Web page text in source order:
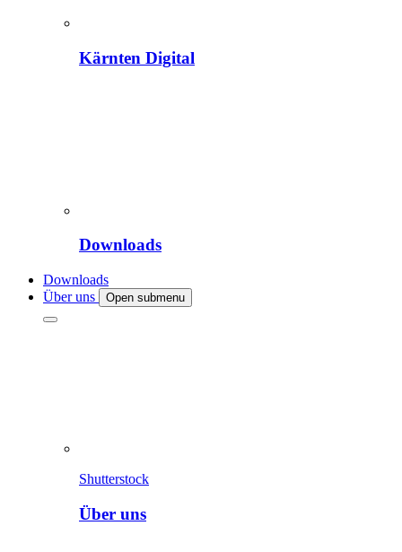
Kärnten Digital
Downloads
Downloads
Über uns
Open submenu
Shutterstock
Über uns